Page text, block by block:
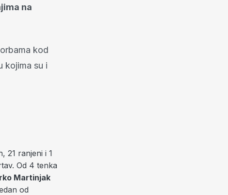
na
kod
kojima su i
21 ranjeni i 1
Od 4 tenka
Martinjak
od